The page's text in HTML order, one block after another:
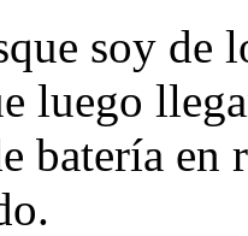
soy de
luego
batería en